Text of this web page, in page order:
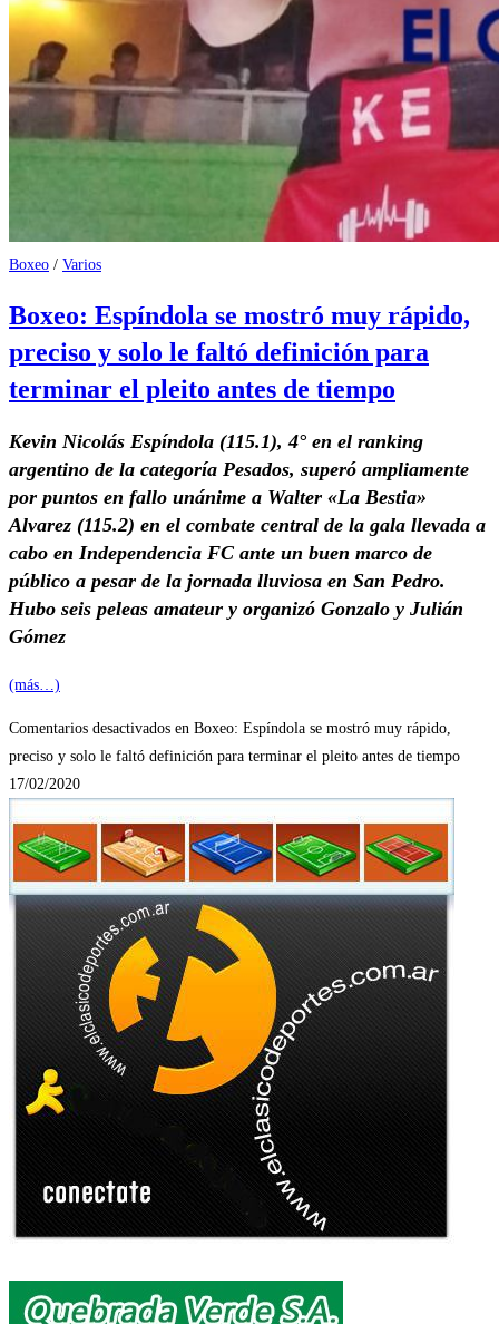
Boxeo / Varios
Boxeo: Espíndola se mostró muy rápido,
preciso y solo le faltó definición para
terminar el pleito antes de tiempo
Kevin Nicolás Espíndola (115.1), 4° en el ranking
argentino de la categoría Pesados, superó ampliamente
por puntos en fallo unánime a Walter «La Bestia»
Alvarez (115.2) en el combate central de la gala llevada a
cabo en Independencia FC ante un buen marco de
público a pesar de la jornada lluviosa en San Pedro.
Hubo seis peleas amateur y organizó Gonzalo y Julián
Gómez
(más…)
Comentarios desactivados en Boxeo: Espíndola se mostró muy rápido,
preciso y solo le faltó definición para terminar el pleito antes de tiempo
17/02/2020